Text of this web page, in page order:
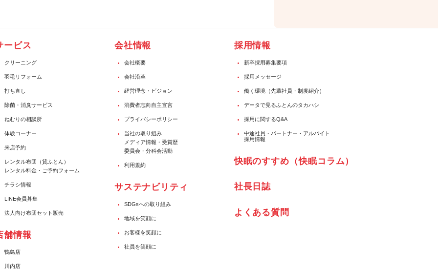
ービス
クリーニング
羽毛リフォーム
打ち直し
除菌・消臭サービス
ねむりの相談所
体験コーナー
来店予約
レンタル布団（貸ふとん）
レンタル料金・ご予約フォーム
チラシ情報
LINE会員募集
法人向け布団セット販売
舗情報
鴨島店
川内店
会社情報
会社概要
会社沿革
経営理念・ビジョン
消費者志向自主宣言
プライバシーポリシー
当社の取り組み
メディア情報・受賞歴
委員会・分科会活動
利用規約
サステナビリティ
SDGsへの取り組み
地域を笑顔に
お客様を笑顔に
社員を笑顔に
採用情報
新卒採用募集要項
採用メッセージ
働く環境（先輩社員・制度紹介）
データで見るふとんのタカハシ
採用に関するQ&A
中途社員・パートナー・アルバイト
採用情報
快眠のすすめ（快眠コラム）
社⾧日誌
よくある質問